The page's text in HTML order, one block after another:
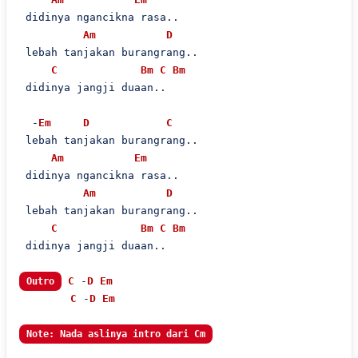
didinya ngancikna rasa..
Am
D
lebah tanjakan burangrang..
C
Bm C Bm
didinya jangji duaan..
  -
Em D
C
lebah tanjakan burangrang..
Am
Em
didinya ngancikna rasa..
Am
D
lebah tanjakan burangrang..
C
Bm C Bm
didinya jangji duaan..
Outro C -D
Em
C -D Em
Note: Nada aslinya intro dari Cm